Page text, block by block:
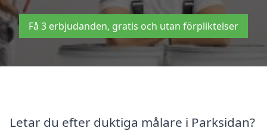
Få 3 erbjudanden, gratis och utan förpliktelser
Letar du efter duktiga målare i Parksidan?